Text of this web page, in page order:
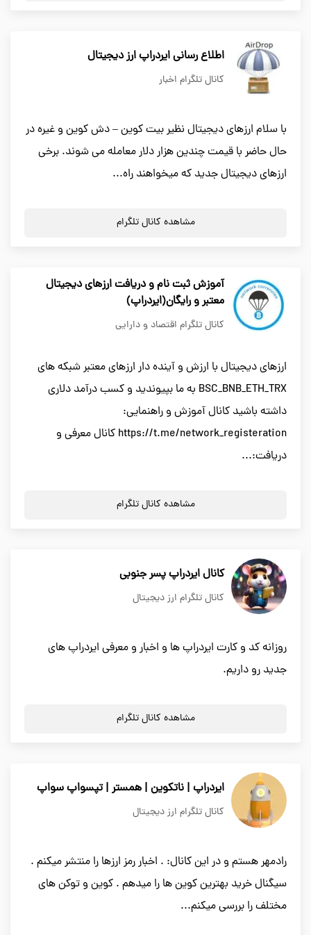
اطلاع رسانی ایردراپ ارز دیجیتال
کانال تلگرام اخبار
با سلام ارزهای دیجیتال نظیر بیت کوین – دش کوین و غیره در
حال حاضر با قیمت چندین هزار دلار معامله می شوند. برخی
ارزهای دیجیتال جدید که میخواهند راه...
مشاهده کانال تلگرام
آموزش ثبت نام و دریافت ارزهای دیجیتال
معتبر و رایگان(ایردراپ)
کانال تلگرام اقتصاد و دارایی
ارزهای دیجیتال با ارزش و آینده دار ارزهای معتبر شبکه های
BSC_BNB_ETH_TRX به ما بپیوندید و کسب درآمد دلاری
داشته باشید کانال آموزش و راهنمایی:
https://t.me/network_registeration کانال معرفی و
دریافت:...
مشاهده کانال تلگرام
کانال ایردراپ پسر جنوبی
کانال تلگرام ارز دیجیتال
روزانه کد و کارت ایردراپ ها و اخبار و معرفی ایردراپ های
جدید رو داریم.
مشاهده کانال تلگرام
ایردراپ | ناتکوین | همستر | تپسواپ سواپ
کانال تلگرام ارز دیجیتال
رادمهر هستم و در این کانال: . اخبار رمز ارزها را منتشر میکنم .
سیگنال خرید بهترین کوین ها را میدهم . کوین و توکن های
مختلف را بررسی میکنم...